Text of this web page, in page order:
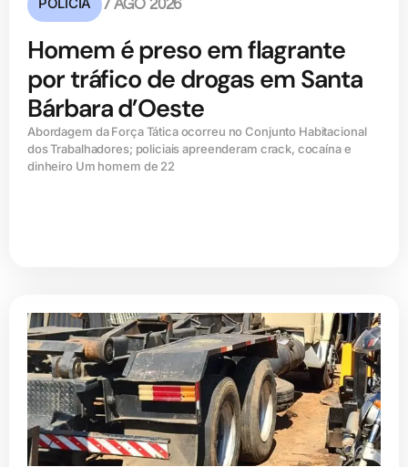
7 AGO 2026
Homem é preso em flagrante
por tráfico de drogas em Santa
Bárbara d’Oeste
Abordagem da Força Tática ocorreu no Conjunto Habitacional
dos Trabalhadores; policiais apreenderam crack, cocaína e
dinheiro Um homem de 22